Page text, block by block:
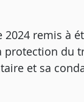
remis à
du
et sa